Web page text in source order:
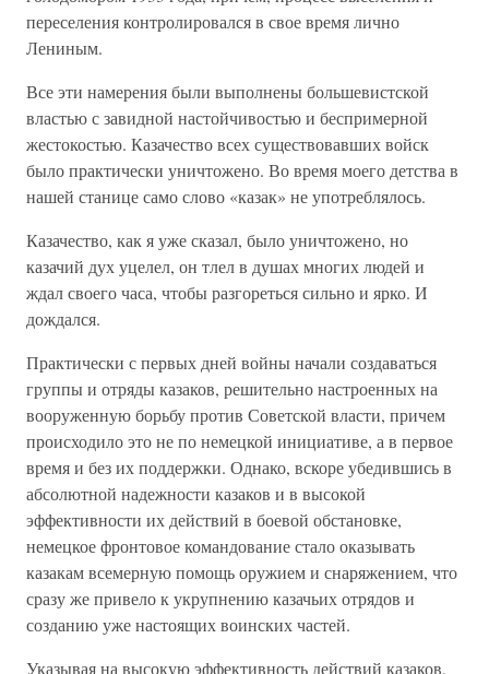
переселения контролировался в свое время лично
Лениным.
Все эти намерения были выполнены большевистской
властью с завидной настойчивостью и беспримерной
жестокостью. Казачество всех существовавших войск
было практически уничтожено. Во время моего детства в
нашей станице само слово «казак» не употреблялось.
Казачество, как я уже сказал, было уничтожено, но
казачий дух уцелел, он тлел в душах многих людей и
ждал своего часа, чтобы разгореться сильно и ярко. И
дождался.
Практически с первых дней войны начали создаваться
группы и отряды казаков, решительно настроенных на
вооруженную борьбу против Советской власти, причем
происходило это не по немецкой инициативе, а в первое
время и без их поддержки. Однако, вскоре убедившись в
абсолютной надежности казаков и в высокой
эффективности их действий в боевой обстановке,
немецкое фронтовое командование стало оказывать
казакам всемерную помощь оружием и снаряжением, что
сразу же привело к укрупнению казачьих отрядов и
созданию уже настоящих воинских частей.
Указывая на высокую эффективность действий казаков,